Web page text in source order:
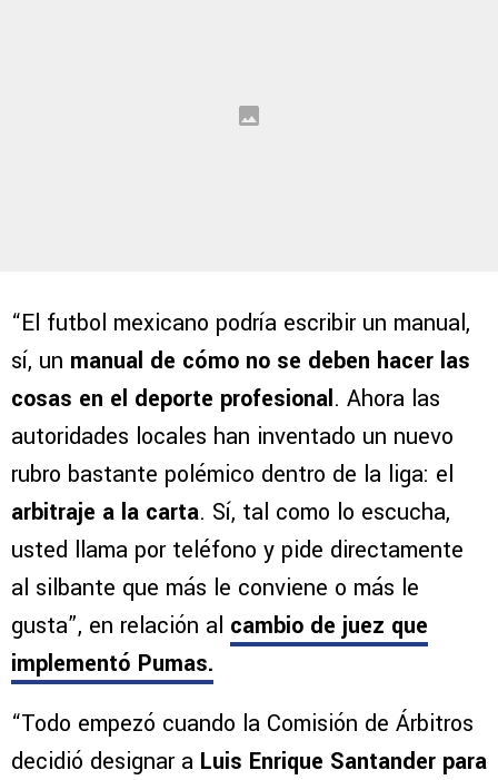
“El futbol mexicano podría escribir un manual,
sí, un manual de cómo no se deben hacer las
cosas en el deporte profesional. Ahora las
autoridades locales han inventado un nuevo
rubro bastante polémico dentro de la liga: el
arbitraje a la carta. Sí, tal como lo escucha,
usted llama por teléfono y pide directamente
al silbante que más le conviene o más le
gusta”, en relación al cambio de juez que
implementó Pumas.
“Todo empezó cuando la Comisión de Árbitros
decidió designar a Luis Enrique Santander para